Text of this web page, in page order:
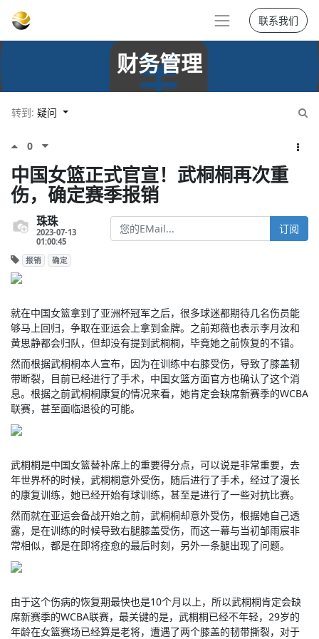
联系我们
财务管理
转到: 疑问
0
中国女篮正式官宣！武桐桐再次重
伤，确定赛季报销
珠珠
2023-07-13
01:00:45
订阅
报销 确定
就在中国女篮拿到了亚洲杯冠军之后，很多球迷都期待几名伤员能
够马上回归，争取在亚运会上拿到金牌。之前郑薇也表示李月汝和
黄思静都会归队，但却没有提到武桐桐，毕竟她之前恢复的不错。
然而根据武桐桐本人宣布，因为在训练中右膝受伤，导致了膝盖韧
带断裂，目前已经进行了手术，中国女篮方面官方也确认了这个消
息。根据之前武桐桐康复的情况来看，她肯定会缺席新赛季的WCBA
联赛，甚至面临退役的可能。
武桐桐是中国女篮替补席上的重要得分点，可以说是非常重要，去
年世界杯的时候，武桐桐意外受伤，随后进行了手术，经过了漫长
的康复训练，她已经开始有球训练，甚至是进行了一些对抗比赛。
然而就在亚运会备战开始之前，武桐桐却意外受伤，根据她自己透
露，是在训练的时候导致右腿膝盖受伤，而这一幕与当初邹雨宸非
常相似，都是在即将痊愈的最后时刻，另外一条腿出现了问题。
由于这个伤病的恢复期最快也是10个月以上，所以武桐桐肯定会缺
席新赛季的WCBA联赛，最关键的是，武桐桐已经不年轻，29岁的
年龄在女篮赛场已经算是老将，遭遇了两个膝盖的韧带撕裂，对于